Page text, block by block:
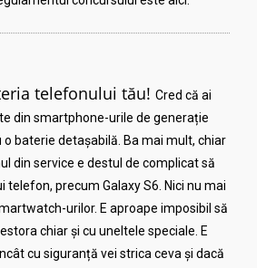
telefonului tău! Cred că ai
din smartphone-urile de generație
o baterie detașabilă. Ba mai mult, chiar
din service e destul de complicat să
telefon, precum Galaxy S6. Nici nu mai
urilor. E aproape imposibil să
chiar și cu uneltele speciale. E
cu siguranță vei strica ceva și dacă